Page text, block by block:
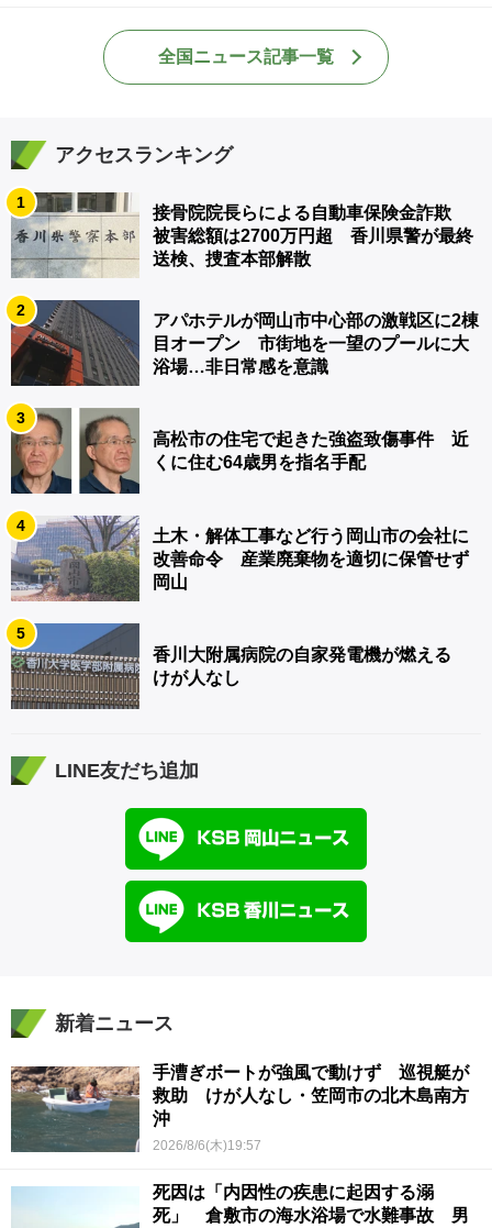
全国ニュース記事一覧
アクセスランキング
1
接骨院院長らによる自動車保険金詐欺
被害総額は2700万円超 香川県警が最終
送検、捜査本部解散
2
アパホテルが岡山市中心部の激戦区に2棟
目オープン 市街地を一望のプールに大
浴場…非日常感を意識
3
高松市の住宅で起きた強盗致傷事件 近
くに住む64歳男を指名手配
4
土木・解体工事など行う岡山市の会社に
改善命令 産業廃棄物を適切に保管せず
岡山
5
香川大附属病院の自家発電機が燃える
けが人なし
LINE友だち追加
新着ニュース
手漕ぎボートが強風で動けず 巡視艇が
救助 けが人なし・笠岡市の北木島南方
沖
2026/8/6(木)19:57
死因は「内因性の疾患に起因する溺
死」 倉敷市の海水浴場で水難事故 男